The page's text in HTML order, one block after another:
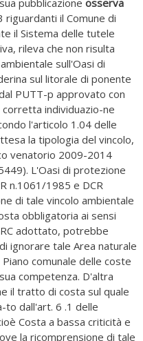
il Comune di
il Sistema delle tutele
rileva che non risulta
sull'Oasi di
sul litorale di ponente
PUTT-p approvato con
individuazio-ne
l'articolo 1.04 delle
la tipologia del vincolo,
venatorio 2009-2014
L'Oasi di protezione
n.1061/1985 e DCR
di tale vincolo ambientale
obbligatoria ai sensi
adottato, potrebbe
ignorare tale Area naturale
comunale delle coste
competenza. D'altra
il tratto di costa sul quale
to dall'art. 6 .1 delle
Costa a bassa criticità e
la ricomprensione di tale